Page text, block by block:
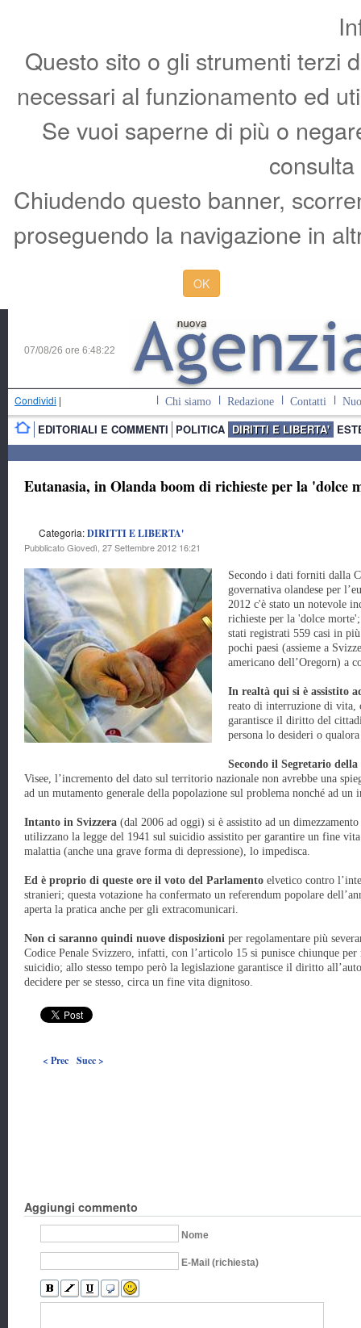
Questo sito o gli strumenti terzi
necessari al funzionamento ed
Se vuoi saperne di più o
Chiudendo questo banner,
proseguendo la navigazione in
OK
07/08/26 ore 6:48:23
Condividi | Chi siamo Redazione Contatti
EDITORIALI E COMMENTI POLITICA DIRITTI E LIBERTA'
Eutanasia, in Olanda boom di richieste per la 'dolce
Categoria:DIRITTI E LIBERTA'
Pubblicato Giovedì, 27 Settembre 2012 16:21
Secondo i dati forniti dalla
governativa olandese per
2012 c'è stato un notevole
richieste per la 'dolce
stati registrati 559 casi in
pochi paesi (assieme a
americano dell’Oregorn) a
In realtà qui si è assistito
reato di interruzione di vita,
garantisce il diritto del
persona lo desideri o
Secondo il Segretario
Visee, l’incremento del dato sul territorio nazionale non avrebbe una
ad un mutamento generale della popolazione sul problema nonché ad un
Intanto in Svizzera (dal 2006 ad oggi) si è assistito ad un
utilizzano la legge del 1941 sul suicidio assistito per garantire un fine
malattia (anche una grave forma di depressione), lo impedisca.
Ed è proprio di queste ore il voto del Parlamento elvetico contro
stranieri; questa votazione ha confermato un referendum popolare
aperta la pratica anche per gli extracomunicari.
Non ci saranno quindi nuove disposizioni per regolamentare più
Codice Penale Svizzero, infatti, con l’articolo 15 si punisce chiunque
suicidio; allo stesso tempo però la legislazione garantisce il diritto
decidere per se stesso, circa un fine vita dignitoso.
< Prec Succ >
Aggiungi commento
Nome
E-Mail (richiesta)